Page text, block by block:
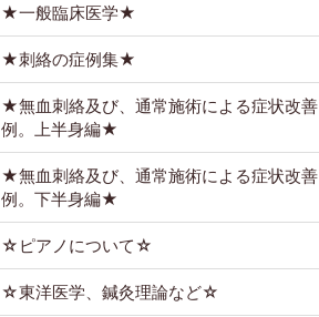
★一般臨床医学★
★刺絡の症例集★
★無血刺絡及び、通常施術による症状改善
例。上半身編★
★無血刺絡及び、通常施術による症状改善
例。下半身編★
☆ピアノについて☆
☆東洋医学、鍼灸理論など☆